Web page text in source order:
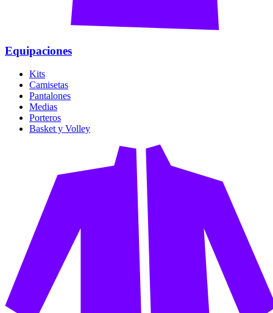
Equipaciones
Kits
Camisetas
Pantalones
Medias
Porteros
Basket y Volley